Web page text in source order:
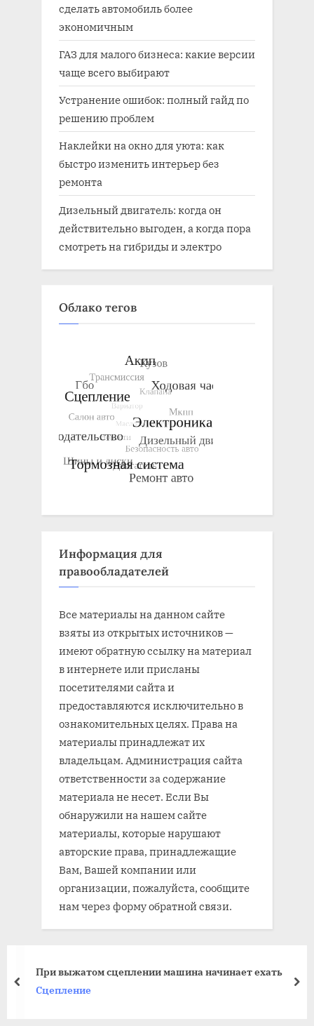
сделать автомобиль более
экономичным
ГАЗ для малого бизнеса: какие версии
чаще всего выбирают
Устранение ошибок: полный гайд по
решению проблем
Наклейки на окно для уюта: как
быстро изменить интерьер без
ремонта
Дизельный двигатель: когда он
действительно выгоден, а когда пора
смотреть на гибриды и электро
Облако тегов
Информация для
правообладателей
Все материалы на данном сайте
взяты из открытых источников —
имеют обратную ссылку на материал
в интернете или присланы
посетителями сайта и
предоставляются исключительно в
ознакомительных целях. Права на
материалы принадлежат их
владельцам. Администрация сайта
ответственности за содержание
материала не несет. Если Вы
обнаружили на нашем сайте
материалы, которые нарушают
авторские права, принадлежащие
Вам, Вашей компании или
организации, пожалуйста, сообщите
нам через форму обратной связи.
При выжатом сцеплении машина начинает ехать
Сцепление
prev